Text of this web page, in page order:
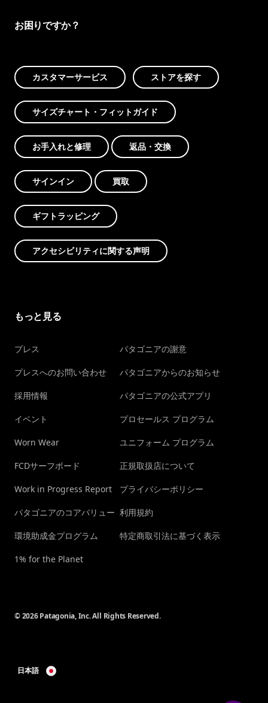
お困りですか？
カスタマーサービス ストアを探す
サイズチャート・フィットガイド
お手入れと修理 返品・交換
サインイン 買取
ギフトラッピング
アクセシビリティに関する声明
もっと見る
プレス
プレスへのお問い合わせ
採用情報
イベント
Worn Wear
FCDサーフボード
Work in Progress Report
パタゴニアのコアバリュー
環境助成金プログラム
1% for the Planet
パタゴニアの謝意
パタゴニアからのお知らせ
パタゴニアの公式アプリ
プロセールス プログラム
ユニフォーム プログラム
正規取扱店について
プライバシーポリシー
利用規約
特定商取引法に基づく表示
© 2026 Patagonia, Inc. All Rights Reserved.
日本語